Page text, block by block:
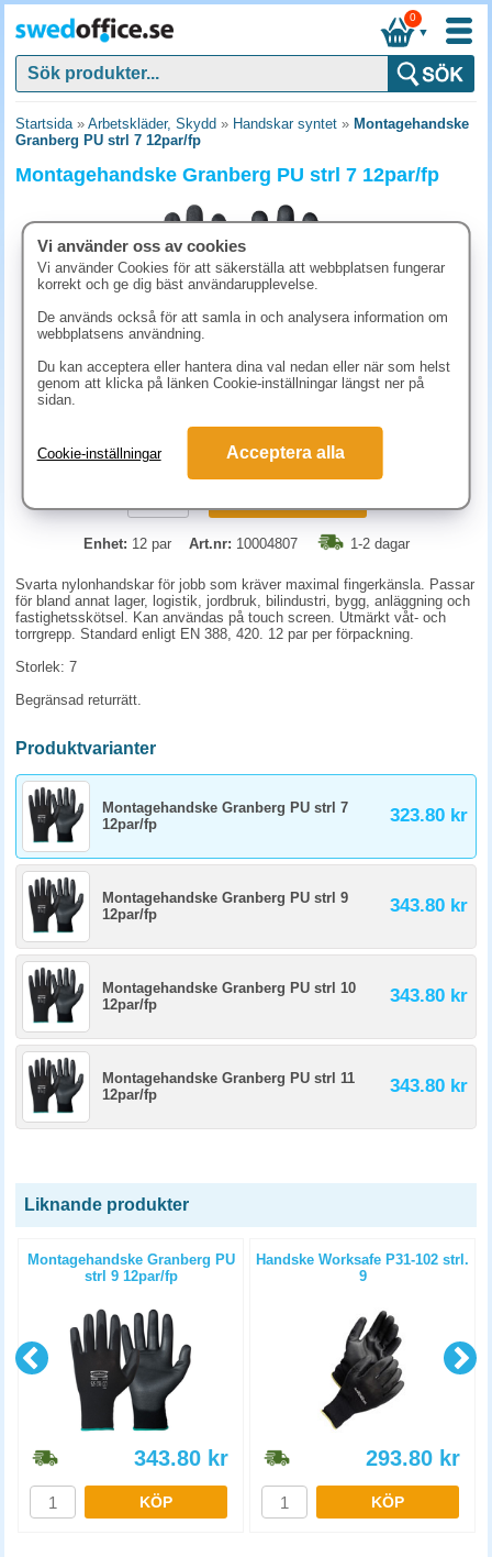
▼
0
Startsida» Arbetskläder, Skydd » Handskar syntet » Montagehandske
Granberg PU strl 7 12par/fp
Montagehandske Granberg PU strl 7 12par/fp
323.80 kr (inkl. moms)
Enhet: 12 par Art.nr: 10004807 1-2 dagar
Svarta nylonhandskar för jobb som kräver maximal fingerkänsla. Passar
för bland annat lager, logistik, jordbruk, bilindustri, bygg, anläggning och
fastighetsskötsel. Kan användas på touch screen. Utmärkt våt- och
torrgrepp. Standard enligt EN 388, 420. 12 par per förpackning.
Storlek: 7
Begränsad returrätt.
Produktvarianter
Montagehandske Granberg PU strl 7
12par/fp
323.80 kr
Montagehandske Granberg PU strl 9
12par/fp
343.80 kr
Montagehandske Granberg PU strl 10
12par/fp
343.80 kr
Montagehandske Granberg PU strl 11
12par/fp
343.80 kr
Liknande produkter
Montagehandske Granberg PU
strl 9 12par/fp
343.80 kr
KÖP
Handske Worksafe P31-102 strl.
9
293.80 kr
KÖP
Vi använder oss av cookies
Vi använder Cookies för att säkerställa att webbplatsen fungerar
korrekt och ge dig bäst användarupplevelse.
De används också för att samla in och analysera information om
webbplatsens användning.
Du kan acceptera eller hantera dina val nedan eller när som helst
genom att klicka på länken Cookie-inställningar längst ner på
sidan.
Cookie-inställningar Acceptera alla